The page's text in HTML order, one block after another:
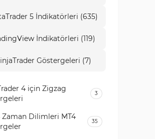
5 İndikatörleri (635)
İndikatörleri (119)
Göstergeleri (7)
4 için Zigzag
3
Zaman Dilimleri MT4
35